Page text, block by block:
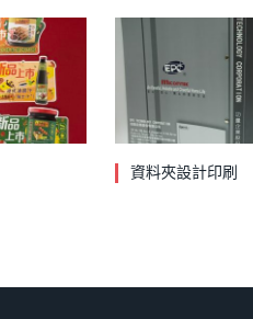
資料夾設計印刷